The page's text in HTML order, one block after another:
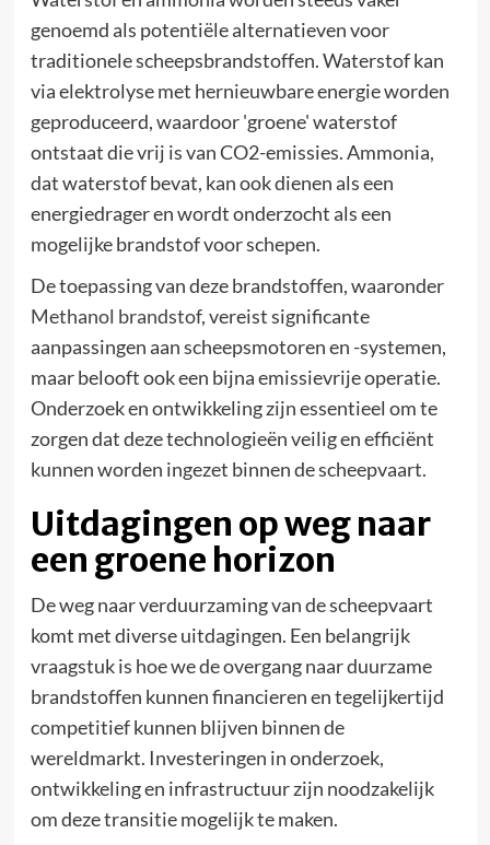
genoemd als potentiële alternatieven voor
traditionele scheepsbrandstoffen. Waterstof kan
via elektrolyse met hernieuwbare energie worden
geproduceerd, waardoor 'groene' waterstof
ontstaat die vrij is van CO2-emissies. Ammonia,
dat waterstof bevat, kan ook dienen als een
energiedrager en wordt onderzocht als een
mogelijke brandstof voor schepen.
De toepassing van deze brandstoffen, waaronder
Methanol brandstof, vereist significante
aanpassingen aan scheepsmotoren en -systemen,
maar belooft ook een bijna emissievrije operatie.
Onderzoek en ontwikkeling zijn essentieel om te
zorgen dat deze technologieën veilig en efficiënt
kunnen worden ingezet binnen de scheepvaart.
Uitdagingen op weg naar
een groene horizon
De weg naar verduurzaming van de scheepvaart
komt met diverse uitdagingen. Een belangrijk
vraagstuk is hoe we de overgang naar duurzame
brandstoffen kunnen financieren en tegelijkertijd
competitief kunnen blijven binnen de
wereldmarkt. Investeringen in onderzoek,
ontwikkeling en infrastructuur zijn noodzakelijk
om deze transitie mogelijk te maken.